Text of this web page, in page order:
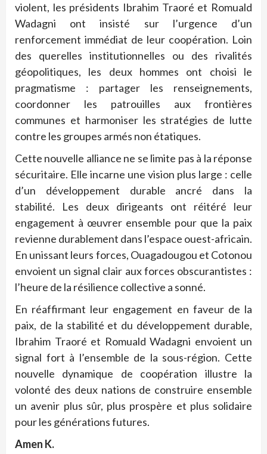
violent, les présidents Ibrahim Traoré et Romuald
Wadagni ont insisté sur l’urgence d’un
renforcement immédiat de leur coopération. Loin
des querelles institutionnelles ou des rivalités
géopolitiques, les deux hommes ont choisi le
pragmatisme : partager les renseignements,
coordonner les patrouilles aux frontières
communes et harmoniser les stratégies de lutte
contre les groupes armés non étatiques.
Cette nouvelle alliance ne se limite pas à la réponse
sécuritaire. Elle incarne une vision plus large : celle
d’un développement durable ancré dans la
stabilité. Les deux dirigeants ont réitéré leur
engagement à œuvrer ensemble pour que la paix
revienne durablement dans l’espace ouest-africain.
En unissant leurs forces, Ouagadougou et Cotonou
envoient un signal clair aux forces obscurantistes :
l’heure de la résilience collective a sonné.
En réaffirmant leur engagement en faveur de la
paix, de la stabilité et du développement durable,
Ibrahim Traoré et Romuald Wadagni envoient un
signal fort à l’ensemble de la sous-région. Cette
nouvelle dynamique de coopération illustre la
volonté des deux nations de construire ensemble
un avenir plus sûr, plus prospère et plus solidaire
pour les générations futures.
Amen K.